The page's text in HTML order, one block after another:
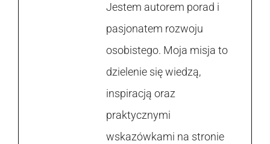
Jestem autorem porad i
pasjonatem rozwoju
osobistego. Moja misja to
dzielenie się wiedzą,
inspiracją oraz
praktycznymi
wskazówkami na stronie